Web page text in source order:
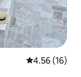
Calificación
4.56 (16)